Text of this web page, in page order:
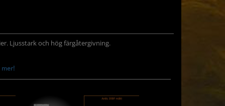
Ljusstark och hög färgåtergivning.
Enkel fasväljare.
mer!